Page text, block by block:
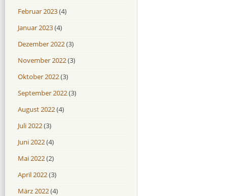
Februar 2023(4)
Januar 2023(4)
Dezember 2022(3)
November 2022(3)
Oktober 2022(3)
September 2022(3)
August 2022(4)
Juli 2022(3)
Juni 2022(4)
Mai 2022(2)
April 2022(3)
März 2022(4)